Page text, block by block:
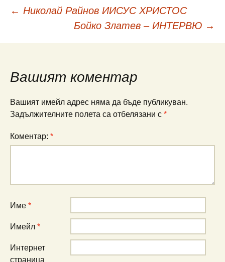
Навигация
в
публикациите
← Николай Райнов ИИСУС ХРИСТОС
Бойко Златев – ИНТЕРВЮ →
Вашият коментар
Вашият имейл адрес няма да бъде публикуван.
Задължителните полета са отбелязани с *
Коментар: *
Име *
Имейл *
Интернет
страница